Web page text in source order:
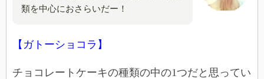
類を中心におさらいだー！
【ガトーショコラ】
チョコレートケーキの種類の中の1つだと思ってい